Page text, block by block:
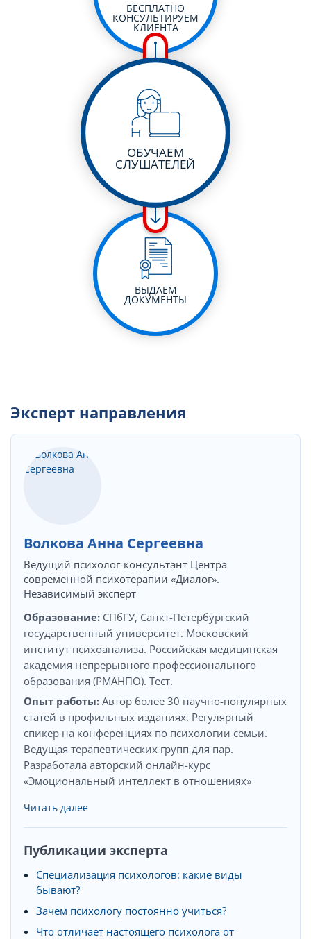
БЕСПЛАТНО
КОНСУЛЬТИРУЕМ
КЛИЕНТА
ОБУЧАЕМ
СЛУШАТЕЛЕЙ
ВЫДАЕМ
ДОКУМЕНТЫ
Эксперт направления
Волкова Анна Сергеевна
Ведущий психолог-консультант Центра
современной психотерапии «Диалог».
Независимый эксперт
Образование: СПбГУ, Санкт-Петербургский
государственный университет. Московский
институт психоанализа. Российская медицинская
академия непрерывного профессионального
образования (РМАНПО). Тест.
Опыт работы: Автор более 30 научно-популярных
статей в профильных изданиях. Регулярный
спикер на конференциях по психологии семьи.
Ведущая терапевтических групп для пар.
Разработала авторский онлайн-курс
«Эмоциональный интеллект в отношениях»
Читать далее
Публикации эксперта
Специализация психологов: какие виды
бывают?
Зачем психологу постоянно учиться?
Что отличает настоящего психолога от